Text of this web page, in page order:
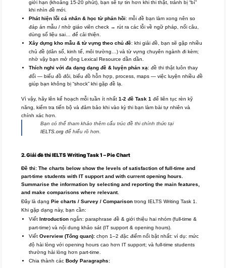
giới hạn (khoảng 15-20 phút), bạn sẽ tự tin hơn khi thi thật, tránh bị “bí”
khi nhìn đề mới.
Phát hiện lỗi cá nhân & học từ phản hồi: mỗi đề bạn làm xong nên so
đáp án mẫu / nhờ giáo viên check → rút ra các lỗi về ngữ pháp, nối câu,
dùng số liệu sai… để cải thiện.
Xây dựng kho mẫu & từ vựng theo chủ đề: khi giải đề, bạn sẽ gặp nhiều
chủ đề (dân số, kinh tế, môi trường…) và từ vựng chuyên ngành đi kèm;
nhờ vậy bạn mở rộng Lexical Resource dần dần.
Thích nghi với đa dạng dạng đề & luyện phản xạ: đề thi thật luôn thay
đổi — biểu đồ đôi, biểu đồ hỗn hợp, process, maps — việc luyện nhiều đề
giúp bạn không bị “shock” khi gặp đề lạ.
Vì vậy, hãy lên kế hoạch mỗi tuần ít nhất1-2 đề Task 1 để liên tục rèn kỹ
năng, kiểm tra tiến bộ và đảm bảo khi vào kỳ thi bạn làm bài tự nhiên và
chính xác hơn.
Bạn có thể tham khảo thêm cấu trúc đề thi chính thức tại
IELTS.orgđể hiểu rõ hơn.
2. Giải đề thi IELTS Writing Task 1 – Pie Chart
Đề thi: The charts below show the levels of satisfaction of full-time and
part-time students with IT support and with current opening hours.
Summarise the information by selecting and reporting the main features,
and make comparisons where relevant.
Đây là dạngPie charts / Survey / Comparison trong IELTS Writing Task 1.
Khi gặp dạng này, bạn cần:
ViếtIntroduction ngắn: paraphrase đề & giới thiệu hai nhóm (full-time &
part-time) và nội dung khảo sát (IT support & opening hours).
ViếtOverview (Tổng quan): chọn 1–2 đặc điểm nổi bật nhất: ví dụ: mức
độ hài lòng với opening hours cao hơn IT support; và full-time students
thường hài lòng hơn part-time.
Chia thành cácBody Paragraphs: